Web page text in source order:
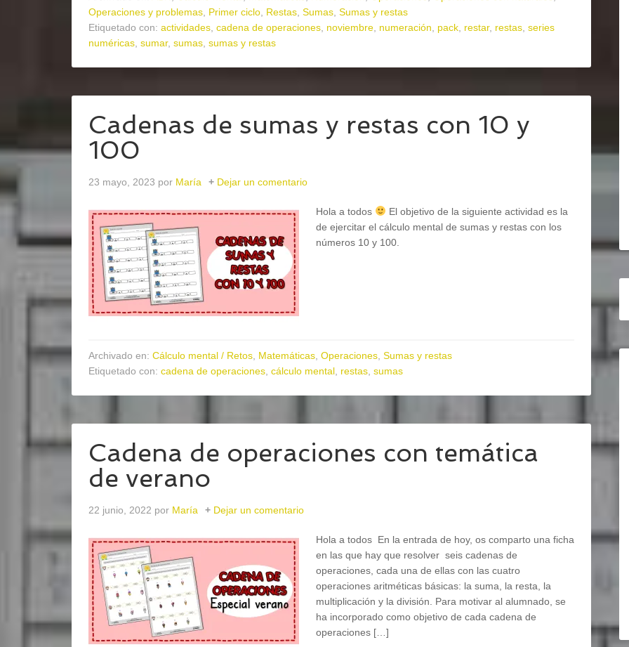
Operaciones y problemas Primer ciclo Restas Sumas Sumas y restas
Etiquetado con: actividades cadena de operaciones noviembre numeración pack restar, restas series
numéricas sumar, sumas sumas y restas
Cadenas de sumas y restas con 10 y
100
23 mayo, 2023 por María Dejar un comentario
Hola a todos
El objetivo de la siguiente actividad es la
de ejercitar el cálculo mental de sumas y restas con los
números 10 y 100.
Archivado en: Cálculo mental / Retos Matemáticas Operaciones Sumas y restas
Etiquetado con: cadena de operaciones cálculo mental restas sumas
Cadena de operaciones con temática
de verano
22 junio, 2022 por María Dejar un comentario
Hola a todos En la entrada de hoy, os comparto una ficha
en las que hay que resolver seis cadenas de
operaciones, cada una de ellas con las cuatro
operaciones aritméticas básicas: la suma, la resta, la
multiplicación y la división. Para motivar al alumnado, se
ha incorporado como objetivo de cada cadena de
operaciones […]